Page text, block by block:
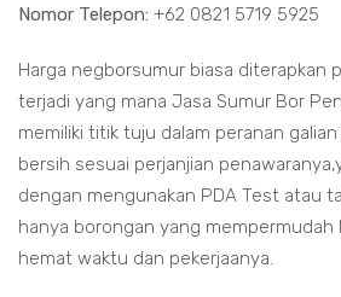
Nomor Telepon: +62 0821 5719 5925
Harga negborsumur biasa diterapkan
terjadi yang mana Jasa Sumur Bor
memiliki titik tuju dalam peranan
bersih sesuai perjanjian
dengan mengunakan PDA Test atau
hanya borongan yang mempermudah
hemat waktu dan pekerjaanya.